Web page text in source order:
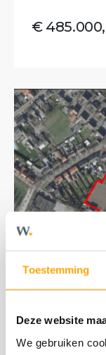
Toestemming
Deze website
We gebruiken
€